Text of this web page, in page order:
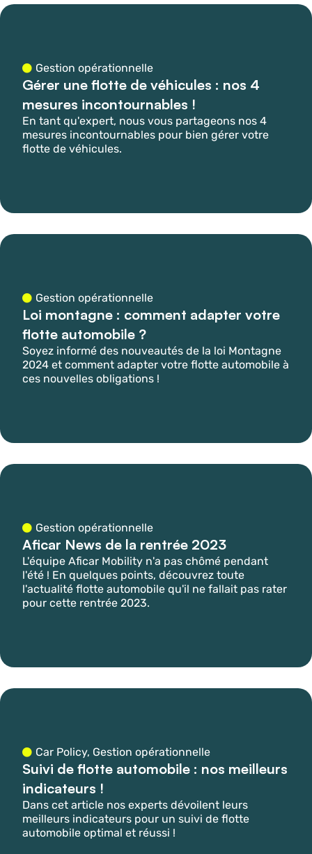
Gestion opérationnelle
Gérer une flotte de véhicules : nos 4
mesures incontournables !
En tant qu'expert, nous vous partageons nos 4
mesures incontournables pour bien gérer votre
flotte de véhicules.
Gestion opérationnelle
Loi montagne : comment adapter votre
flotte automobile ?
Soyez informé des nouveautés de la loi Montagne
2024 et comment adapter votre flotte automobile à
ces nouvelles obligations !
Gestion opérationnelle
Aficar News de la rentrée 2023
L'équipe Aficar Mobility n'a pas chômé pendant
l'été ! En quelques points, découvrez toute
l'actualité flotte automobile qu'il ne fallait pas rater
pour cette rentrée 2023.
Car Policy, Gestion opérationnelle
Suivi de flotte automobile : nos meilleurs
indicateurs !
Dans cet article nos experts dévoilent leurs
meilleurs indicateurs pour un suivi de flotte
automobile optimal et réussi !